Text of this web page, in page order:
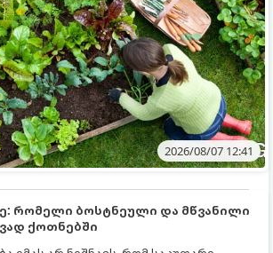
2026/08/07 12:41
რომელი ბოსტნეული და მწვანილი
ქოთნებში